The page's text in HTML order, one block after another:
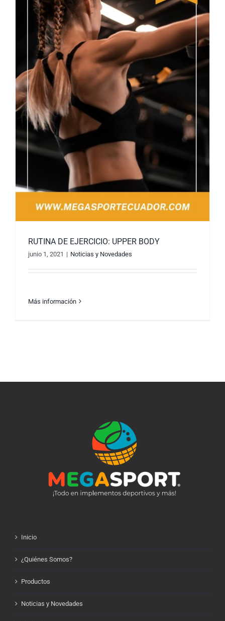
RUTINA DE EJERCICIO: UPPER BODY
junio 1, 2021 | Noticias y Novedades
Más información
Inicio
¿Quiénes Somos?
Productos
Noticias y Novedades